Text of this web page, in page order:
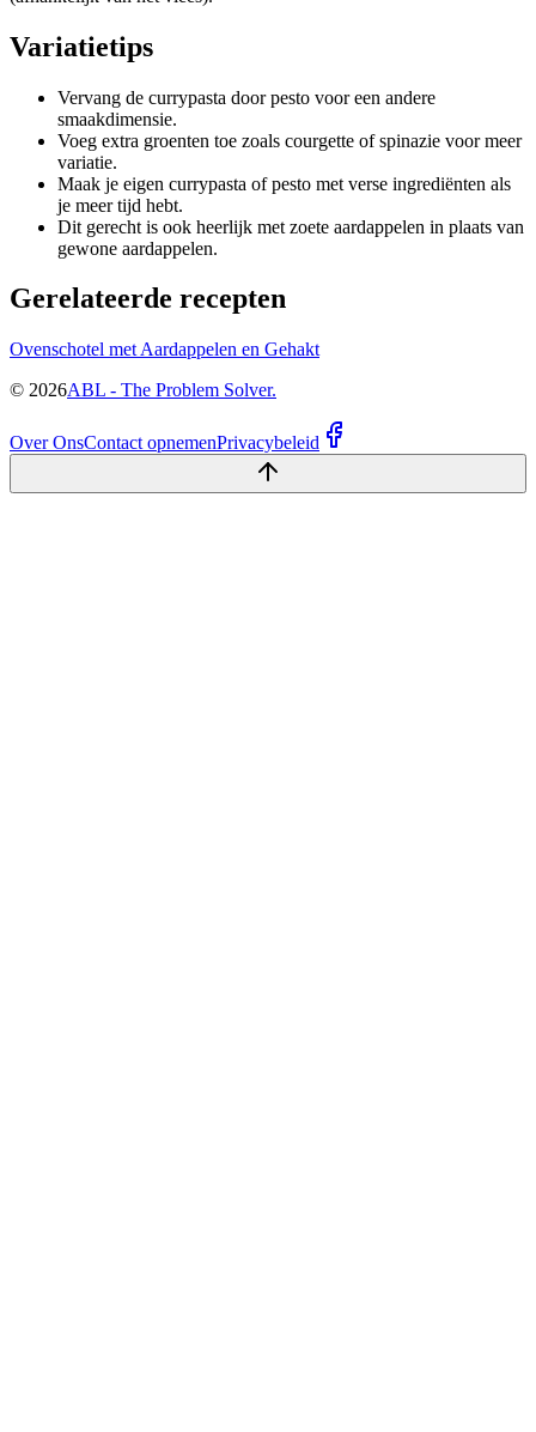
Variatietips
Vervang de currypasta door pesto voor een andere
smaakdimensie.
Voeg extra groenten toe zoals courgette of spinazie voor meer
variatie.
Maak je eigen currypasta of pesto met verse ingrediënten als
je meer tijd hebt.
Dit gerecht is ook heerlijk met zoete aardappelen in plaats van
gewone aardappelen.
Gerelateerde recepten
Ovenschotel met Aardappelen en Gehakt
© 2026ABL - The Problem Solver.
Over OnsContact opnemenPrivacybeleid